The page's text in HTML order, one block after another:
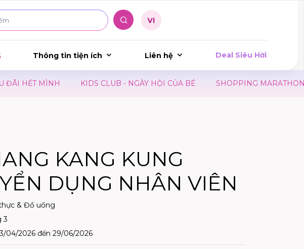
Thông tin tiện ích Liên hệ Deal Siêu Hời
HẾT MÌNH KIDS CLUB - NGÀY HỘI CỦA BÉ SHOPPING MARATHON
KANG KUNG
DỤNG NHÂN VIÊN
& Đồ uống
3
04/2026 đến 29/06/2026